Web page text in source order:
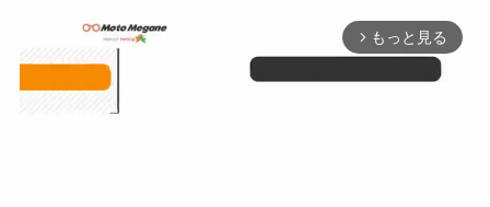
arrow_forward_ios もっと見る